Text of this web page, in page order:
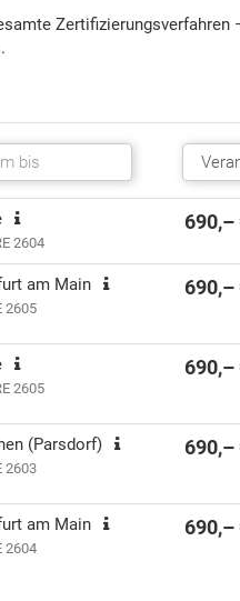
2604
690,–
am Main
2605
690,–
2605
690,–
(Parsdorf)
2603
690,–
am Main
2604
690,–